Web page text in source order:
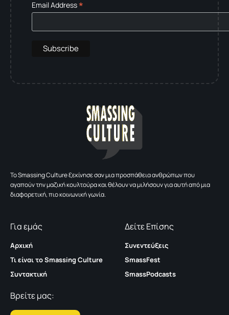
Email Address*
To Smassing Culture ξεκίνησε σαν μια προσπάθεια ανθρώπων που
αγαπούν την μαζική κουλτούρα και θέλουν να μιλήσουν για αυτή από μια
διαφορετική, πιο κοινωνική γωνία.
Για εμάς
Αρχική
Τι είναι το Smassing Culture
Συντακτική
Δείτε Επίσης
Συνεντεύξεις
SmassFest
SmassPodcasts
Βρείτε μας: